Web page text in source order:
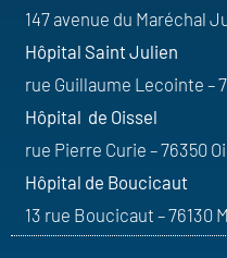
147 avenue du Maréchal
Hôpital Saint Julien
rue Guillaume Lecointe –
Hôpital de Oissel
rue Pierre Curie – 76350
Hôpital de Boucicaut
13 rue Boucicaut – 76130